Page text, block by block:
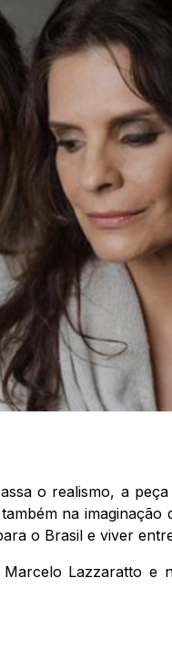
o realismo, a
na
o Brasil e viver
Lazzaratto e